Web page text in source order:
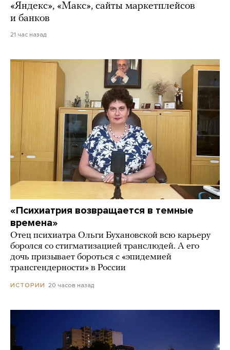
«Яндекс», «Макс», сайты маркетплейсов
и банков
21 час назад
«Психиатрия возвращается в темные
времена»
Отец психиатра Ольги Бухановской всю карьеру
боролся со стигматизацией транслюдей. А его
дочь призывает бороться с «эпидемией
трансгендерности» в России
ИСТОРИИ 20 часов назад